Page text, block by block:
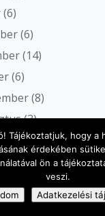
(6)
(6)
(14)
(6)
(8)
(3)
Tájékoztatjuk, hogy a
érdekében
ön a
veszi.
Adatkezelési